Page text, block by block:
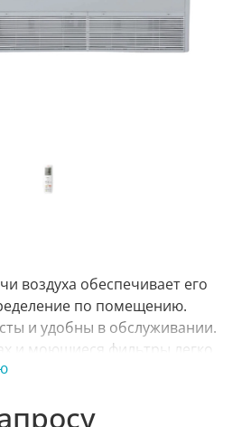
воздуха обеспечивает его
по помещению.
и удобны в обслуживании.
и моющиеся фильтры легко